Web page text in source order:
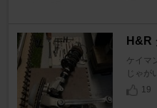
H&R
ケイマ
じゃが
19